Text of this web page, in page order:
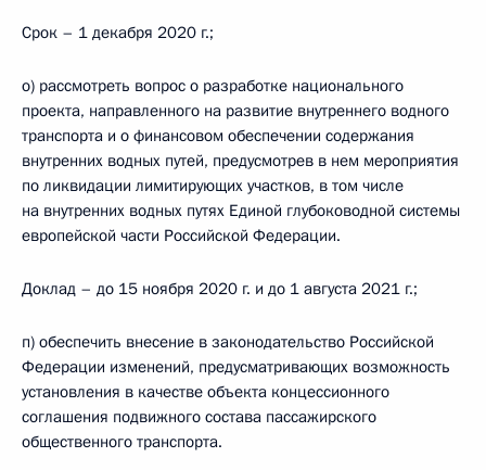
Срок – 1 декабря 2020 г.;
о) рассмотреть вопрос о разработке национального
проекта, направленного на развитие внутреннего водного
транспорта и о финансовом обеспечении содержания
внутренних водных путей, предусмотрев в нем мероприятия
по ликвидации лимитирующих участков, в том числе
на внутренних водных путях Единой глубоководной системы
европейской части Российской Федерации.
Доклад – до 15 ноября 2020 г. и до 1 августа 2021 г.;
п) обеспечить внесение в законодательство Российской
Федерации изменений, предусматривающих возможность
установления в качестве объекта концессионного
соглашения подвижного состава пассажирского
общественного транспорта.